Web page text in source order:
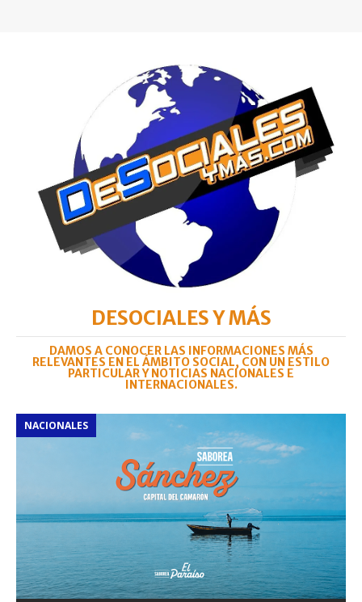
DESOCIALES Y MÁS
DAMOS A CONOCER LAS INFORMACIONES MÁS
RELEVANTES EN EL ÁMBITO SOCIAL, CON UN ESTILO
PARTICULAR Y NOTICIAS NACIONALES E
INTERNACIONALES.
NACIONALES